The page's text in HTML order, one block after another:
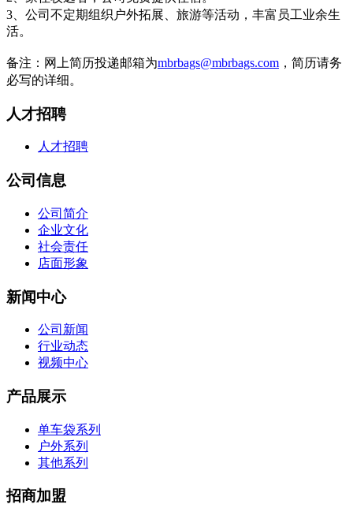
3、公司不定期组织户外拓展、旅游等活动，丰富员工业余生
活。
备注：网上简历投递邮箱为mbrbags@mbrbags.com ，简历请务
必写的详细。
人才招聘
人才招聘
公司信息
公司简介
企业文化
社会责任
店面形象
新闻中心
公司新闻
行业动态
视频中心
产品展示
单车袋系列
户外系列
其他系列
招商加盟